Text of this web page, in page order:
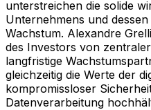
unterstreichen die solide
Unternehmens und
Wachstum. Alexandre
des Investors von
langfristige
gleichzeitig die Werte der
kompromissloser
Datenverarbeitung